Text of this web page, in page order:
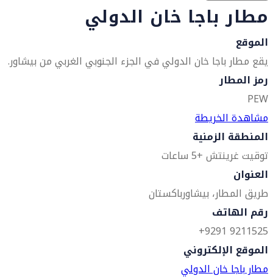
مطار باجا خان الدولي
الموقع
يقع مطار باجا خان الدولي في الجزء الجنوبي الغربي من بيشاور.
رمز المطار
PEW
مشاهدة الخريطة
المنطقة الزمنية
توقيت غرينتش +5 ساعات
العنوان
طريق المطار، بيشاورباكستان
رقم الهاتف
9211525 9291+
الموقع الإلكتروني
مطار باجا خان الدولي